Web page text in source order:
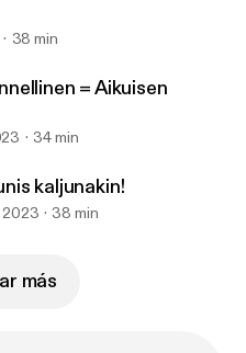
38 min
= Aikuisen
34 min
kaljunakin!
2023 38 min
más